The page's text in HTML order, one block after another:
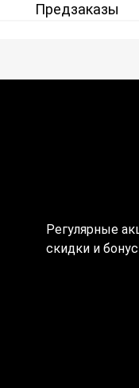
Предзаказы
Регулярные
скидки и